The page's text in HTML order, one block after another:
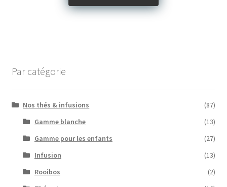
Par catégorie
Nos thés & infusions
(87)
Gamme blanche
(13)
Gamme pour les enfants
(27)
Infusion
(13)
Rooibos
(2)